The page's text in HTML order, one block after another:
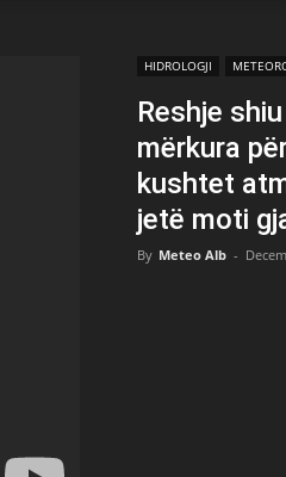
HIDROLOGJI
Reshje
mërkura
kushtet
jetë moti
By Meteo Alb -